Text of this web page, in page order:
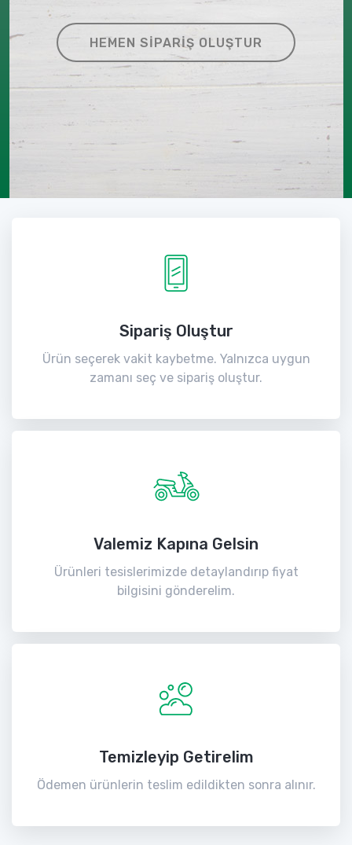
HEMEN SIPARIŞ OLUŞTUR
Sipariş Oluştur
Ürün seçerek vakit kaybetme. Yalnızca uygun
zamanı seç ve sipariş oluştur.
Valemiz Kapına Gelsin
Ürünleri tesislerimizde detaylandırıp fiyat
bilgisini gönderelim.
Temizleyip Getirelim
Ödemen ürünlerin teslim edildikten sonra alınır.